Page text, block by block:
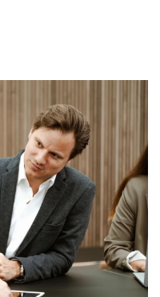
teilen
teilen
LinkedIn teilen